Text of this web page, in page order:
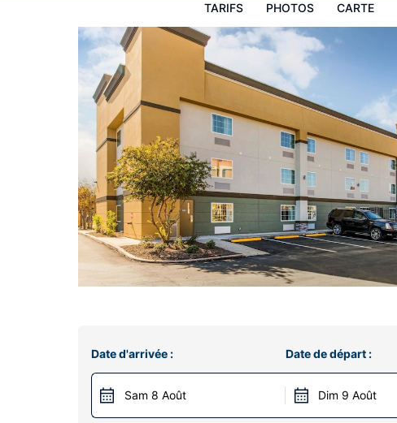
TARIFS PHOTOS CARTE
Date d'arrivée :
Sam 8 Août
Date de départ :
Dim 9 Août